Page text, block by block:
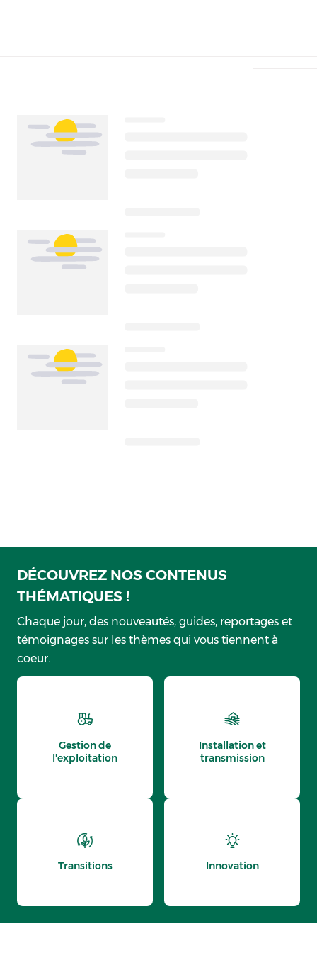
DÉCOUVREZ NOS CONTENUS
THÉMATIQUES !
Chaque jour, des nouveautés, guides, reportages et
témoignages sur les thèmes qui vous tiennent à
coeur.
Gestion de
l'exploitation
Installation et
transmission
Transitions Innovation